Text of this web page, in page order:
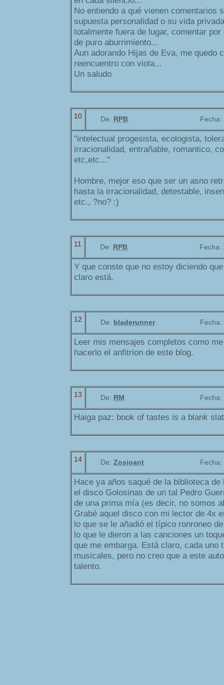
No entiendo a qué vienen comentarios
supuesta personalidad o su vida
totalmente fuera de lugar, comentar
de puro aburrimiento...
Aun adorando Hijas de Eva, me quedo
reencuentro con viola...
Un saludo
10 De: RPB Fecha:
"intelectual progesista, ecologista,
irracionalidad, entrañable, romantico,
etc,etc..."
Hombre, mejor eso que ser un asno
hasta la irracionalidad, detestable,
etc., ?no? :)
11 De: RPB Fecha:
Y que conste que no estoy diciendo
claro está.
12 De: bladerunner Fecha:
Leer mis mensajes completos como
hacerlo el anfitrion de este blog.
13 De: RM Fecha:
Haiga paz: book of tastes is a blank
14 De: Zosioant Fecha:
Hace ya años saqué de la biblioteca
el disco Golosinas de un tal Pedro
de una prima mía (es decir, no somos
Grabé aquel disco con mi lector de 4x
lo que se le añadió el típico ronroneo
lo que le dieron a las canciones un
que me embarga. Está claro, cada uno
musicales, pero no creo que a este
talento.